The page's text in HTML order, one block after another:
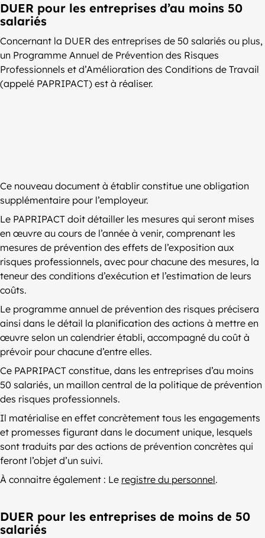
DUER pour les entreprises d’au moins 50
salariés
Concernant la DUER des entreprises de 50 salariés ou plus,
un Programme Annuel de Prévention des Risques
Professionnels et d’Amélioration des Conditions de Travail
(appelé PAPRIPACT) est à réaliser.
Ce nouveau document à établir constitue une obligation
supplémentaire pour l’employeur.
Le PAPRIPACT doit détailler les mesures qui seront mises
en œuvre au cours de l’année à venir, comprenant les
mesures de prévention des effets de l’exposition aux
risques professionnels, avec pour chacune des mesures, la
teneur des conditions d’exécution et l’estimation de leurs
coûts.
Le programme annuel de prévention des risques précisera
ainsi dans le détail la planification des actions à mettre en
œuvre selon un calendrier établi, accompagné du coût à
prévoir pour chacune d’entre elles.
Ce PAPRIPACT constitue, dans les entreprises d’au moins
50 salariés, un maillon central de la politique de prévention
des risques professionnels.
Il matérialise en effet concrètement tous les engagements
et promesses figurant dans le document unique, lesquels
sont traduits par des actions de prévention concrètes qui
feront l’objet d’un suivi.
À connaitre également : Le registre du personnel.
DUER pour les entreprises de moins de 50
salariés